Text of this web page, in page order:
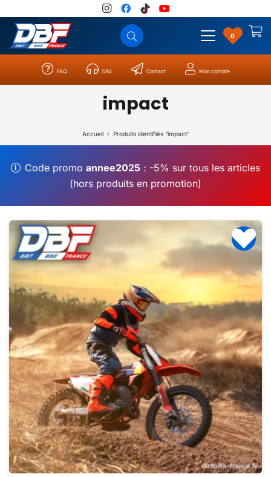
0
FAQ SAV Contact Mon compte
impact
Accueil Produits identifiés “impact”
Code promo annee2025: -5% sur tous les articles
(hors produits en promotion)
Catégories Résultats